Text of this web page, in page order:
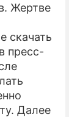
ЖИЗНИ
Жертве
скачать
пресс-
Далее